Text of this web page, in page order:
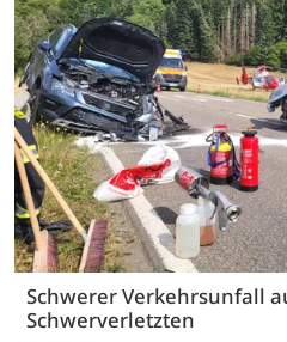
Schwerer Verkehrsunfall
Schwerverletzten